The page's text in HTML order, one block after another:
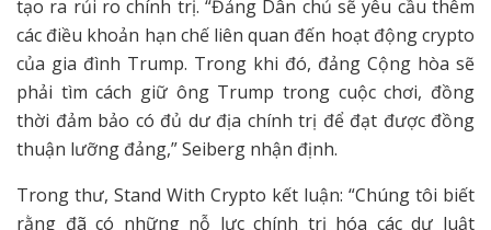
tạo ra rủi ro chính trị. “Đảng Dân chủ sẽ yêu cầu thêm
các điều khoản hạn chế liên quan đến hoạt động crypto
của gia đình Trump. Trong khi đó, đảng Cộng hòa sẽ
phải tìm cách giữ ông Trump trong cuộc chơi, đồng
thời đảm bảo có đủ dư địa chính trị để đạt được đồng
thuận lưỡng đảng,” Seiberg nhận định.
Trong thư, Stand With Crypto kết luận: “Chúng tôi biết
rằng đã có những nỗ lực chính trị hóa các dự luật